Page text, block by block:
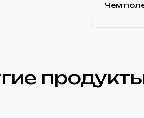
Чем